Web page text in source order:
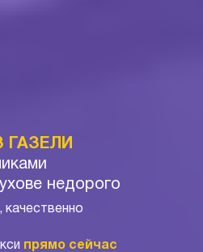
ГАЗЕЛИ
недорого
качественно
прямо сейчас